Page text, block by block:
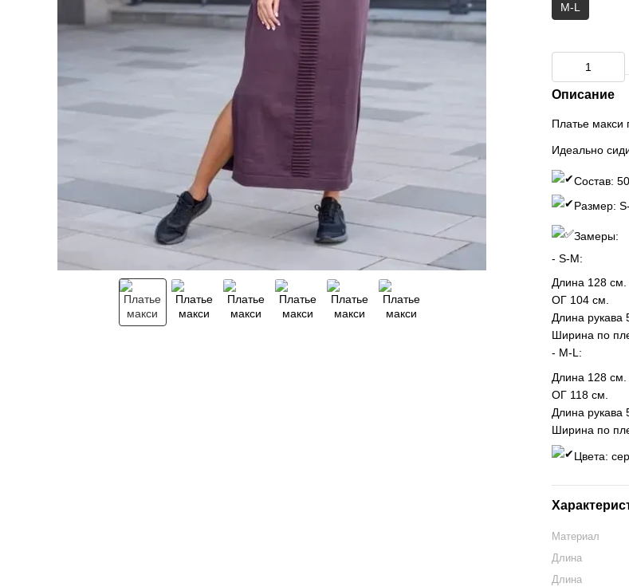
M-L
Описание
Платье макси
Идеально
Состав:
Размер:
Замеры:
- S-M:
Длина 128 см.
ОГ 104 см.
Длина рукава
Ширина по
- М-L:
Длина 128 см.
ОГ 118 см.
Длина рукава
Ширина по
Цвета:
Материал
Длина
Длина